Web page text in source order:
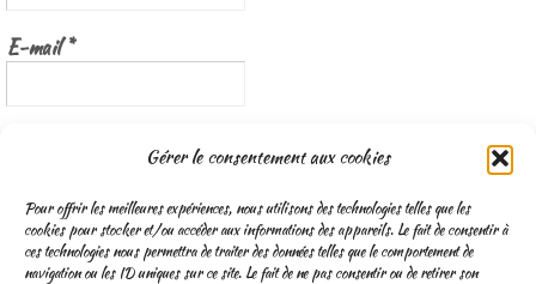
Gérer le consentement aux cookies
Pour offrir les meilleures expériences, nous utilisons des technologies telles que les
cookies pour stocker et/ou accéder aux informations des appareils. Le fait de consentir à
ces technologies nous permettra de traiter des données telles que le comportement de
navigation ou les ID uniques sur ce site. Le fait de ne pas consentir ou de retirer son
E-mail*
Nous gardons vos données privées et ne les partageons qu’avec les
tierces parties qui rendent ce service possible.Lisez notre politique de
confidentialité